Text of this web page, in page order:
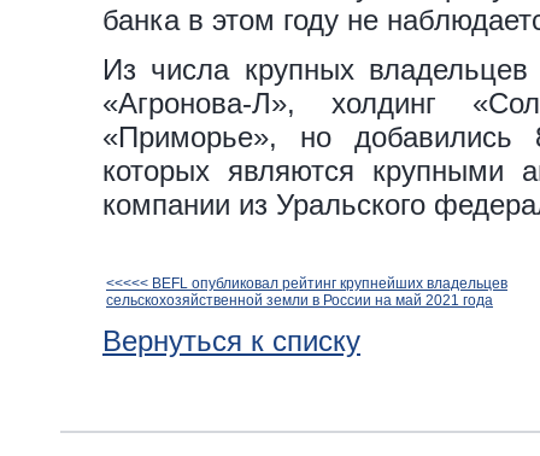
банка в этом году не
Из числа крупных
«Агронова-Л», холдинг
«Приморье», но
которых являются крупными
компании из Уральского
<<<<< BEFL опубликовал рейтинг крупнейших владельцев
сельскохозяйственной земли в России на май 2021 года
Вернуться к списку